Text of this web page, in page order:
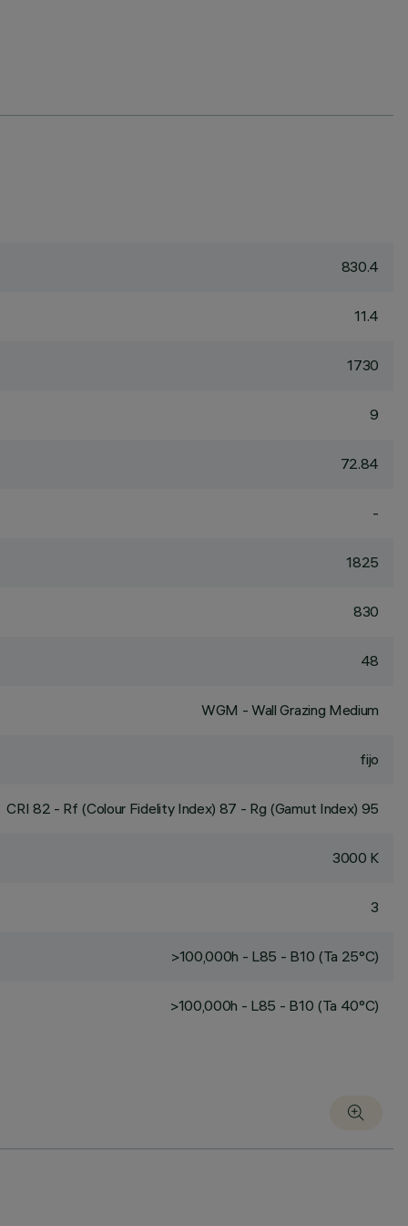
830.4
11.4
1730
9
72.84
-
1825
830
48
WGM - Wall Grazing Medium
fijo
CRI 82 - Rf (Colour Fidelity Index) 87 - Rg (Gamut Index) 95
3000 K
3
>100,000h - L85 - B10 (Ta 25°C)
>100,000h - L85 - B10 (Ta 40°C)